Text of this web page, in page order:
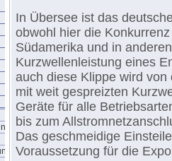
In Übersee ist das
obwohl hier die
Südamerika und in
Kurzwellenleistung eines
auch diese Klippe wird
mit weit gespreizten
Geräte für alle
bis zum
Das geschmeidige
Voraussetzung für die